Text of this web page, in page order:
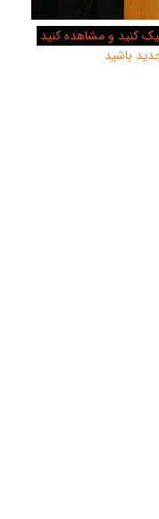
کنید و مشاهده کنید
باشید